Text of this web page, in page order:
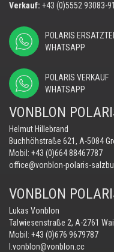
Verkauf: +43 (0)5552 93083-
POLARIS
WHATSAPP
POLARIS VERKAUF
WHATSAPP
VONBLON
Helmut Hillebrand
Buchhöhstraße 621, A-5084
Mobil: +43 (0)664 88467787
office@vonblon-polaris-
VONBLON
Lukas Vonblon
Talwiesenstraße 2, A-2761
Mobil: +43 (0)676 9679787
l.vonblon@vonblon.cc